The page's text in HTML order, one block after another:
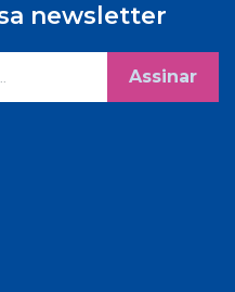
newsletter
Assinar